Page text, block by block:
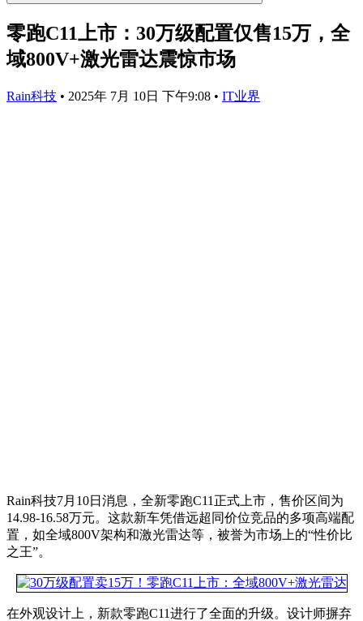
零跑C11上市：30万级配置仅售15万，全
域800V+激光雷达震惊市场
Rain科技 • 2025年 7月 10日 下午9:08 • IT业界
Rain科技7月10日消息，全新零跑C11正式上市，售价区间为
14.98-16.58万元。这款新车凭借远超同价位竞品的多项高端配
置，如全域800V架构和激光雷达等，被誉为市场上的“性价比
之王”。
在外观设计上，新款零跑C11进行了全面的升级。设计师摒弃